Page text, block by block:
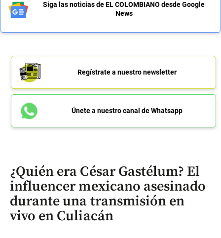
Siga las noticias de EL COLOMBIANO desde Google
News
Regístrate a nuestro newsletter
Únete a nuestro canal de Whatsapp
¿Quién era César Gastélum? El
influencer mexicano asesinado
durante una transmisión en
vivo en Culiacán